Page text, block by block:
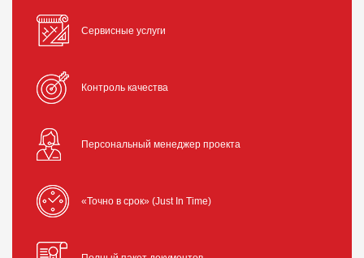
Сервисные услуги
Контроль качества
Персональный менеджер проекта
«Точно в срок» (Just In Time)